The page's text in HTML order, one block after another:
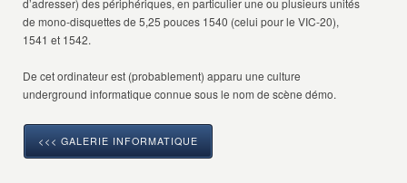
d’adresser) des périphériques, en particulier une ou plusieurs unités
de mono-disquettes de 5,25 pouces 1540 (celui pour le VIC-20),
1541 et 1542.
De cet ordinateur est (probablement) apparu une culture
underground informatique connue sous le nom de scène démo.
<<< GALERIE INFORMATIQUE